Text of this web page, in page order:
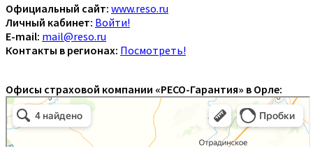
Официальный сайт: www.reso.ru
Личный кабинет: Войти!
E-mail: mail@reso.ru
Контакты в регионах: Посмотреть!
Офисы страховой компании «РЕСО-Гарантия» в Орле: